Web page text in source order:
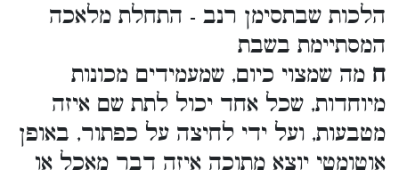
הלכות שבתסימן רנב - התחלת מלאכה
המסתיימת בשבת
ח מה שמצוי כיום, שמעמידים מכונות
מיוחדות, שכל אחד יכול לתת שם איזה
מטבעות, ועל ידי לחיצה על כפתור, באופן
אוטומטי יוצא מתוכה איזה דבר מאכל או